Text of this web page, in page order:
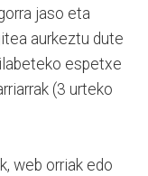
jaso eta
aurkeztu dute
espetxe
(3 urteko
web orriak edo